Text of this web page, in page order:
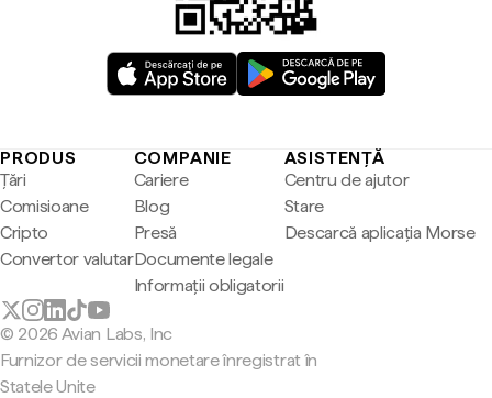
PRODUS
Țări
Comisioane
Cripto
Convertor valutar
COMPANIE
Cariere
Blog
Presă
Documente legale
Informații obligatorii
ASISTENȚĂ
Centru de ajutor
Stare
Descarcă aplicația Morse
© 2026 Avian Labs, Inc
Furnizor de servicii monetare înregistrat în
Statele Unite